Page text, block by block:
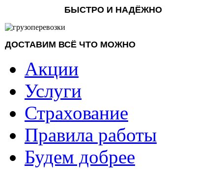
БЫСТРО И НАДЁЖНО
ДОСТАВИМ ВСЁ ЧТО МОЖНО
Акции
Услуги
Страхование
Правила работы
Будем добрее